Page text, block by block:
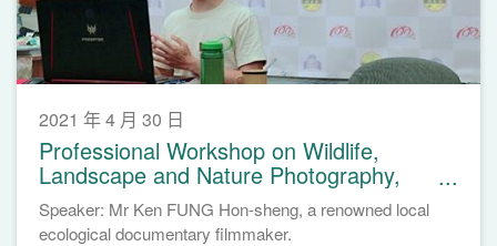
2021 年 4 月 30 日
Professional Workshop on Wildlife,
Landscape and Nature Photography,
April 24, 2021
Speaker: Mr Ken FUNG Hon-sheng, a renowned local
ecological documentary filmmaker.